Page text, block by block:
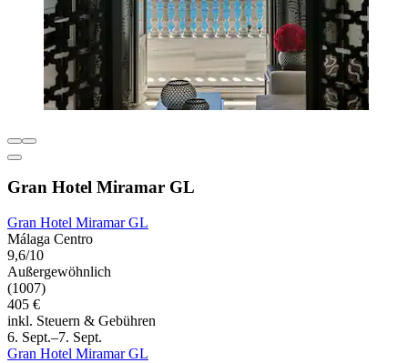
Gran Hotel Miramar GL
Gran Hotel Miramar GL
Málaga Centro
9,6/10
Außergewöhnlich
(1007)
405 €
inkl. Steuern & Gebühren
6. Sept.–7. Sept.
Gran Hotel Miramar GL